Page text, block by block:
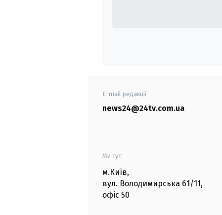
E-mail редакції
news24@24tv.com.ua
Ми тут:
м.Київ,
вул. Володимирська 61/11,
офіс 50